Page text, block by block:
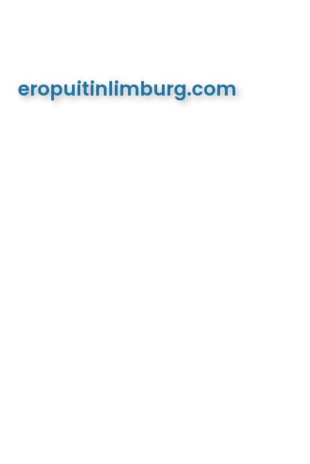
eropuitinlimburg.com